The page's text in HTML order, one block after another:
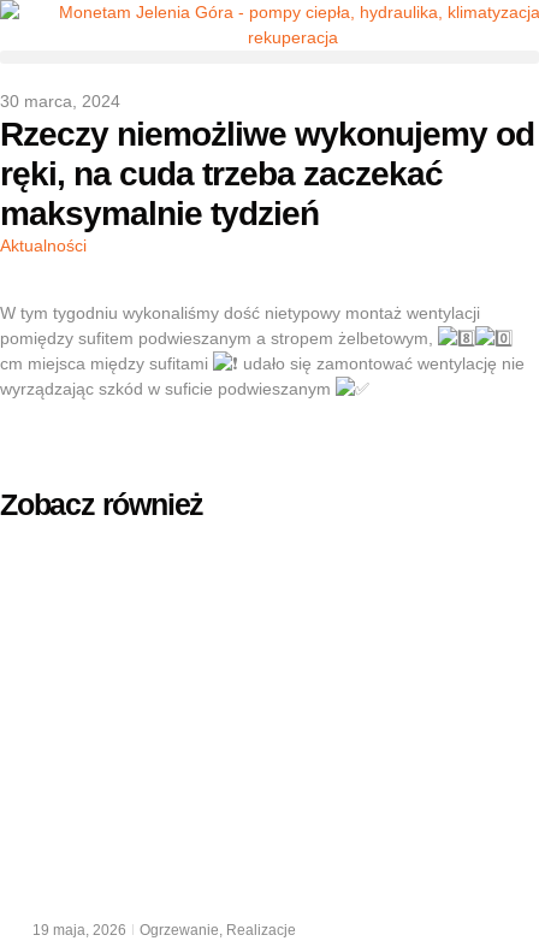
30 marca, 2024
Rzeczy niemożliwe wykonujemy od
ręki, na cuda trzeba zaczekać
maksymalnie tydzień
Aktualności
W tym tygodniu wykonaliśmy dość nietypowy montaż wentylacji
pomiędzy sufitem podwieszanym a stropem żelbetowym,
cm miejsca między sufitami
udało się zamontować wentylację nie
wyrządzając szkód w suficie podwieszanym
Zobacz również
19 maja, 2026 Ogrzewanie Realizacje